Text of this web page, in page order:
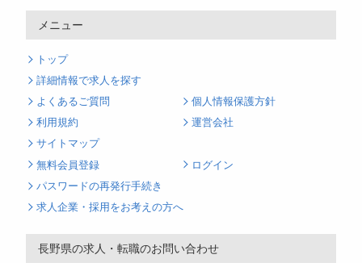
メニュー
トップ
詳細情報で求人を探す
よくあるご質問
個人情報保護方針
利用規約
運営会社
サイトマップ
無料会員登録
ログイン
パスワードの再発行手続き
求人企業・採用をお考えの方へ
長野県の求人・転職のお問い合わせ